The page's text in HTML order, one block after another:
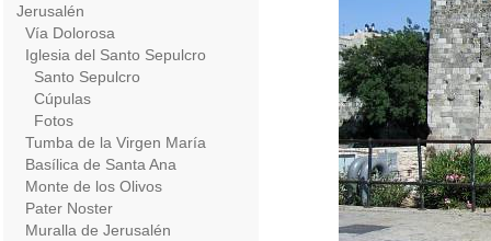
Jerusalén
Vía Dolorosa
Iglesia del Santo Sepulcro
Santo Sepulcro
Cúpulas
Fotos
Tumba de la Virgen María
Basílica de Santa Ana
Monte de los Olivos
Pater Noster
Muralla de Jerusalén